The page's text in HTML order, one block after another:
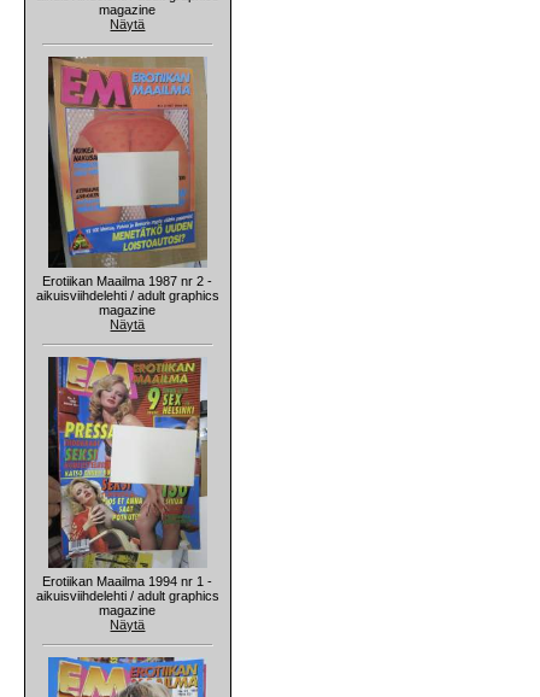
magazine
Näytä
Erotiikan Maailma 1987 nr 2 -
aikuisviihdelehti / adult graphics
magazine
Näytä
Erotiikan Maailma 1994 nr 1 -
aikuisviihdelehti / adult graphics
magazine
Näytä